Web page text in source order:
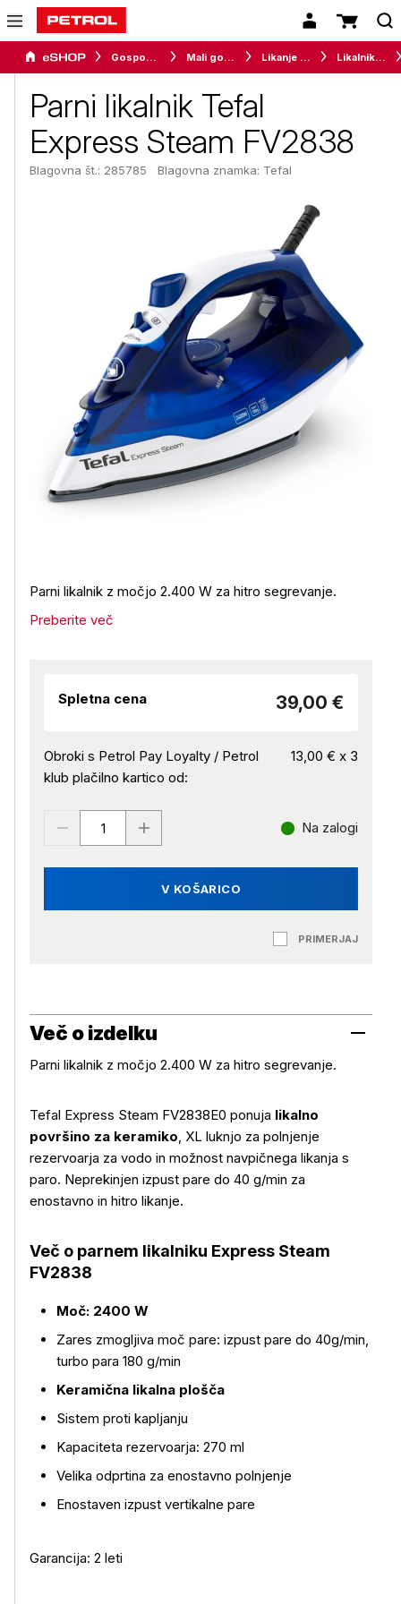
Gospodinjski aparati Mali gospodinjski aparati Likanje in šivanje Likalniki in parne postaje
Parni likalnik Tefal
Express Steam FV2838
Blagovna št.: 285785 Blagovna znamka: Tefal
Parni likalnik z močjo 2.400 W za hitro segrevanje.
Preberite več
Spletna cena 39,00 €
Obroki s Petrol Pay Loyalty / Petrol
klub plačilno kartico od:
13,00 € x 3
V KOŠARICO
Na zalogi
PRIMERJAJ
Več o izdelku
Več o izdelku
Parni likalnik z močjo 2.400 W za hitro segrevanje.
Tefal Express Steam FV2838E0 ponuja likalno
površino za keramiko, XL luknjo za polnjenje
rezervoarja za vodo in možnost navpičnega likanja s
paro. Neprekinjen izpust pare do 40 g/min za
enostavno in hitro likanje.
Več o parnem likalniku Express Steam
FV2838
Moč: 2400 W
Zares zmogljiva moč pare: izpust pare do 40g/min,
turbo para 180 g/min
Keramična likalna plošča
Sistem proti kapljanju
Kapaciteta rezervoarja: 270 ml
Velika odprtina za enostavno polnjenje
Enostaven izpust vertikalne pare
Garancija: 2 leti